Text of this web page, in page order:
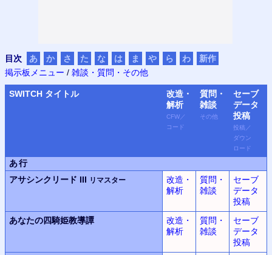
目次 あ か さ た な は ま や ら わ
新作
掲示板メニュー / 雑談・質問・その他
SWITCH タイトル
改造・
解析
CFW ／
コード
質問・
雑談
その他
セーブ
データ
投稿
投稿 ／
ダウン
ロード
あ行
アサシンクリード III リマスター
改造・
解析
質問・
雑談
セーブ
データ
投稿
あなたの四騎姫教導譚
改造・
解析
質問・
雑談
セーブ
データ
投稿